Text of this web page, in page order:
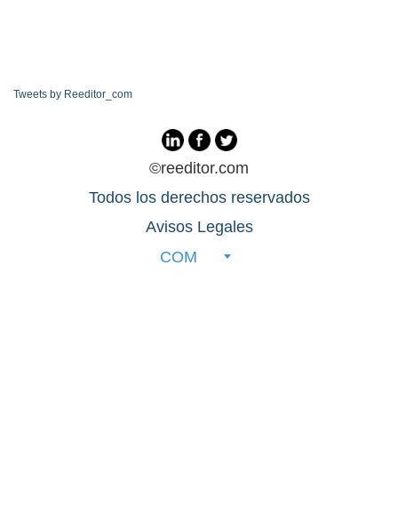
Tweets by Reeditor_com
©reeditor.com
Todos los derechos reservados
Avisos Legales